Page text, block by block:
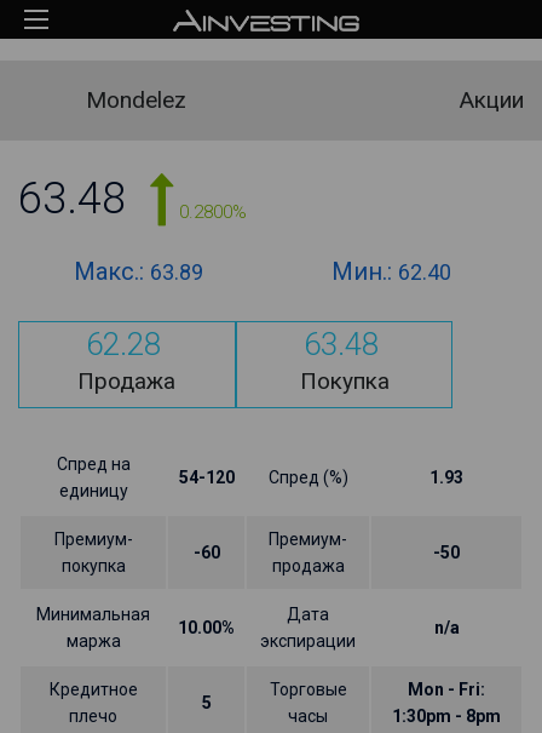
Mondelez Акции
63.48 0.2800%
Макс.: 63.89 Мин.: 62.40
62.28
Продажа
63.48
Покупка
Спред на
единицу
54-120 Спред (%) 1.93
Премиум-
покупка
-60
Премиум-
продажа
-50
Минимальная
маржа
10.00%
Дата
экспирации
n/a
Кредитное
плечо
5
Торговые
часы
Mon - Fri:
1:30pm - 8pm